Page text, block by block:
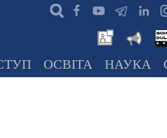
ОСВІТА НАУКА